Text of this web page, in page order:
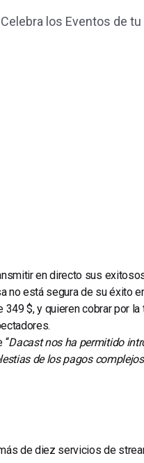
los Eventos de tu
en directo sus
no está segura de su éxito
$, y quieren cobrar por
“Dacast nos ha permitido
de los pagos
de diez servicios de